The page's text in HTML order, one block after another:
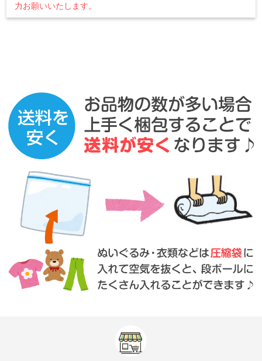
力お願いいたします。